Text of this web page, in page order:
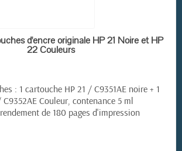
EN STOCK
d'encre originale HP 21 Noire et HP
22 Couleurs
: 1 cartouche HP 21 / C9351AE noire + 1
Couleur, contenance 5 ml
de 180 pages d'impression